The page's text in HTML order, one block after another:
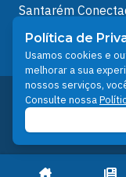
Santarém
Política de
People
Desenvolvido
Tecnologia da
Prefeitura de
Política de
Usamos cookies e
melhorar a sua
nossos serviços,
Consulte nossa